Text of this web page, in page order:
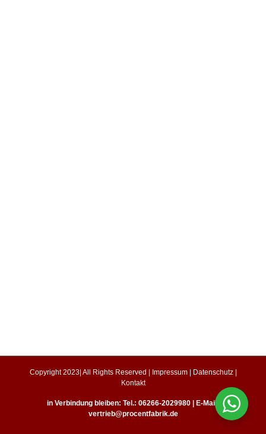
Copyright 2023| All Rights Reserved | Impressum| Datenschutz|
Kontakt
in Verbindung bleiben: Tel.: 06266-2029980 | E-Mail:
vertrieb@procentfabrik.de